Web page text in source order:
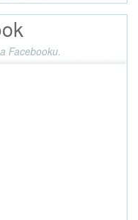
Facebooku.